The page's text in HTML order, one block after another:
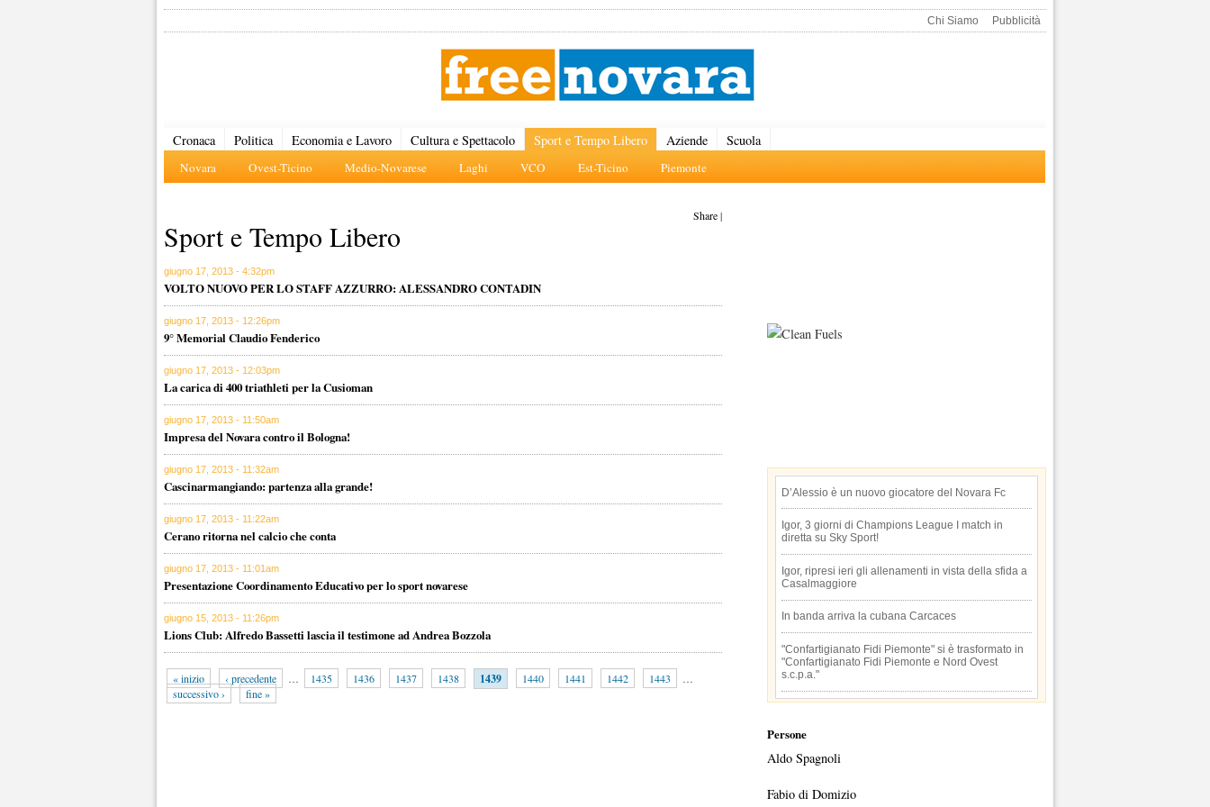
Chi Siamo Pubblicità
Cronaca Politica Economia e Lavoro Cultura e Spettacolo Sport e Tempo Libero
Novara Ovest-Ticino Medio-Novarese Laghi VCO Est-Ticino Piemonte
Aziende Scuola
Share|
Sport e Tempo Libero
giugno 17, 2013 - 4:32pm
VOLTO NUOVO PER LO STAFF AZZURRO: ALESSANDRO CONTADIN
giugno 17, 2013 - 12:26pm
9° Memorial Claudio Fenderico
giugno 17, 2013 - 12:03pm
La carica di 400 triathleti per la Cusioman
giugno 17, 2013 - 11:50am
Impresa del Novara contro il Bologna!
giugno 17, 2013 - 11:32am
Cascinarmangiando: partenza alla grande!
giugno 17, 2013 - 11:22am
Cerano ritorna nel calcio che conta
giugno 17, 2013 - 11:01am
Presentazione Coordinamento Educativo per lo sport novarese
giugno 15, 2013 - 11:26pm
Lions Club: Alfredo Bassetti lascia il testimone ad Andrea Bozzola
« inizio ‹ precedente … 1435 1436 1437 1438 1439 1440 1441 1442 1443
…
successivo ›
fine »
D’Alessio è un nuovo giocatore del Novara Fc
Igor, 3 giorni di Champions League I match in
diretta su Sky Sport!
Igor, ripresi ieri gli allenamenti in vista della sfida a
Casalmaggiore
In banda arriva la cubana Carcaces
"Confartigianato Fidi Piemonte" si è trasformato in
"Confartigianato Fidi Piemonte e Nord Ovest
s.c.p.a."
Persone
Aldo Spagnoli
Fabio di Domizio